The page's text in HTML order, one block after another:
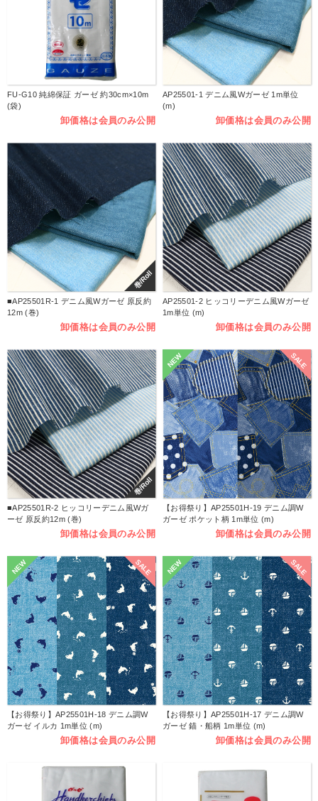
FU-G10 純綿保証 ガーゼ 約30cm×10m
(袋)
卸価格は会員のみ公開
AP25501-1 デニム風Wガーゼ 1m単位
(m)
卸価格は会員のみ公開
巻/Roll
■AP25501R-1 デニム風Wガーゼ 原反約
12m (巻)
卸価格は会員のみ公開
AP25501-2 ヒッコリーデニム風Wガーゼ
1m単位 (m)
卸価格は会員のみ公開
巻/Roll
■AP25501R-2 ヒッコリーデニム風Wガ
ーゼ 原反約12m (巻)
卸価格は会員のみ公開
SALE
NEW
【お得祭り】AP25501H-19 デニム調W
ガーゼ ポケット柄 1m単位 (m)
卸価格は会員のみ公開
SALE
NEW
【お得祭り】AP25501H-18 デニム調W
ガーゼ イルカ 1m単位 (m)
卸価格は会員のみ公開
SALE
NEW
【お得祭り】AP25501H-17 デニム調W
ガーゼ 錨・船柄 1m単位 (m)
卸価格は会員のみ公開